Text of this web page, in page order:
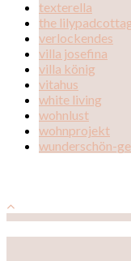
texterella
the
verlockendes
villa josefina
villa könig
vitahus
white living
wohnlust
wohnprojekt
wunderschön-